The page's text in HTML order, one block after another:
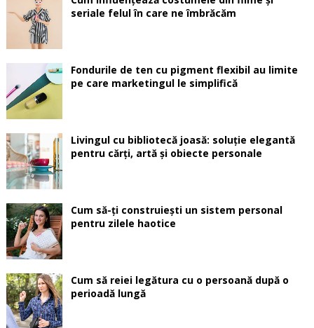
seriale felul în care ne îmbrăcăm
Fondurile de ten cu pigment flexibil au limite
pe care marketingul le simplifică
Livingul cu bibliotecă joasă: soluție elegantă
pentru cărți, artă și obiecte personale
Cum să-ți construiești un sistem personal
pentru zilele haotice
Cum să reiei legătura cu o persoană după o
perioadă lungă